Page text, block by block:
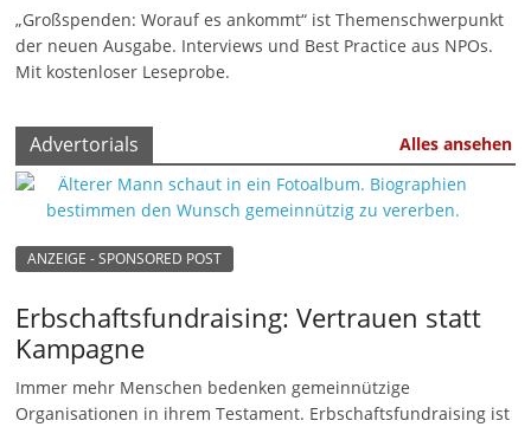
„Großspenden: Worauf es ankommt“ ist Themenschwerpunkt
der neuen Ausgabe. Interviews und Best Practice aus NPOs.
Mit kostenloser Leseprobe.
Advertorials Alles ansehen
ANZEIGE - SPONSORED POST
Erbschaftsfundraising: Vertrauen statt
Kampagne
Immer mehr Menschen bedenken gemeinnützige
Organisationen in ihrem Testament. Erbschaftsfundraising ist